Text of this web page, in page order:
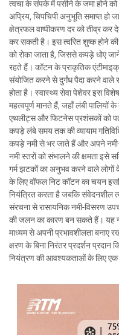
त्वचा के संपर्क में पसीने के जमा होने
अप्रिय, चिपचिपी अनुभूति समाप्त हो
क्षेत्रफल वाष्पीकरण दर को तीव्र
कर सकती है। इस त्वरित शुष्क होने
को रोका जाता है, जिससे कपड़े धोए
रहते हैं। कॉटन के प्राकृतिक
संयोजित करने से दुर्गंध पैदा करने वाले
होता है। स्वास्थ्य सेवा पेशेवर इस
महत्वपूर्ण मानते हैं, जहाँ लंबी पालियों
एथलीट्स और फिटनेस प्रशंसकों को
कपड़े लंबे समय तक की व्यायाम
कपड़े नमी से भर जाते हैं और अपने
नमी स्तरों को संभालने की क्षमता इसे
गर्म झटकों का अनुभव करने वाले लोगों
के लिए वॉफल निट कॉटन का चयन
नियंत्रित करता है जबकि संवेदनशील
संरचना से रासायनिक नमी-विसरण
की जलन का कारण बन सकते हैं। यह
माध्यम से अपनी प्रभावशीलता बनाए
क्षरण के बिना निरंतर प्रदर्शन
नियंत्रण की आवश्यकताओं के लिए एक